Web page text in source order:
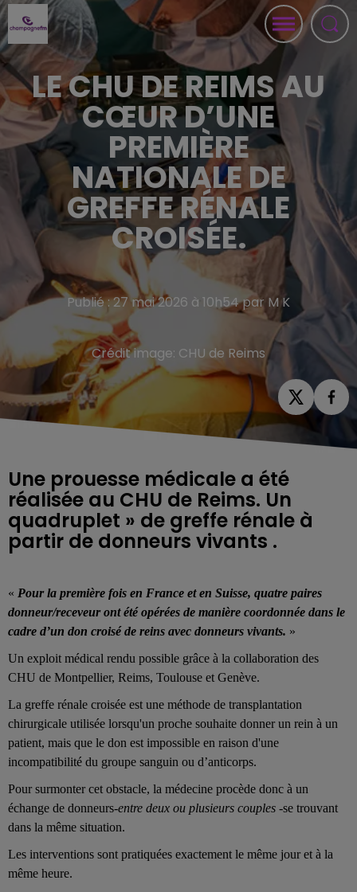
LE CHU DE REIMS AU
CŒUR D’UNE
PREMIÈRE
NATIONALE DE
GREFFE RÉNALE
CROISÉE.
Publié : 27 mai 2026 à 10h54 par M K
Crédit image: CHU de Reims
Une prouesse médicale a été
réalisée au CHU de Reims. Un
quadruplet » de greffe rénale à
partir de donneurs vivants .
« Pour la première fois en France et en Suisse, quatre paires
donneur/receveur ont été opérées de manière coordonnée dans le
cadre d’un don croisé de reins avec donneurs vivants. »
Un exploit médical rendu possible grâce à la collaboration des
CHU de Montpellier, Reims, Toulouse et Genève.
La greffe rénale croisée est une méthode de transplantation
chirurgicale utilisée lorsqu'un proche souhaite donner un rein à un
patient, mais que le don est impossible en raison d'une
incompatibilité du groupe sanguin ou d’anticorps.
Pour surmonter cet obstacle, la médecine procède donc à un
échange de donneurs-entre deux ou plusieurs couples -se trouvant
dans la même situation.
Les interventions sont pratiquées exactement le même jour et à la
même heure.